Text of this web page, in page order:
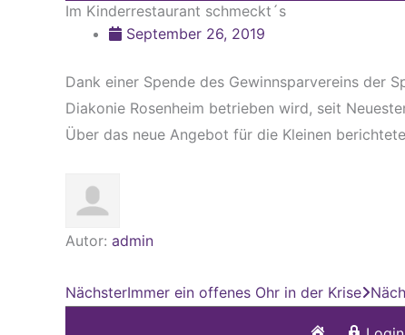
Im Kinderrestaurant schmeckt´s
September 26, 2019
Dank einer Spende des Gewinnsparvereins der
Diakonie Rosenheim betrieben wird, seit
Über das neue Angebot für die Kleinen
Autor: admin
NächsterImmer ein offenes Ohr in der Krise